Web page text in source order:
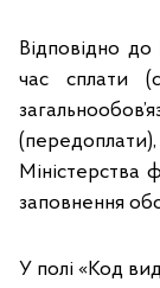
Відповідно до
час сплати
Міністерства
заповнення
У полі «Код